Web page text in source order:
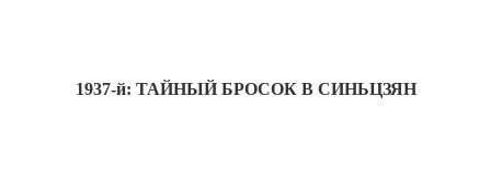
1937-й: ТАЙНЫЙ БРОСОК В СИНЬЦЗЯН